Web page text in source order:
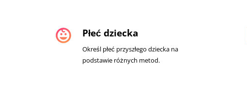
child_care Płeć dziecka
Określ płeć przyszłego dziecka na
podstawie różnych metod.